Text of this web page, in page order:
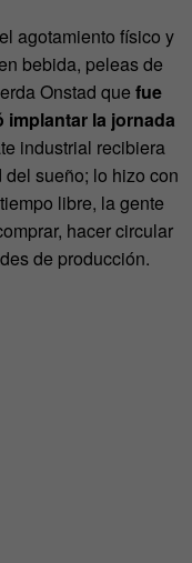
agotamiento físico y
bebida, peleas de
Onstad que fue
implantar la jornada
industrial recibiera
sueño; lo hizo con
libre, la gente
hacer circular
de producción.